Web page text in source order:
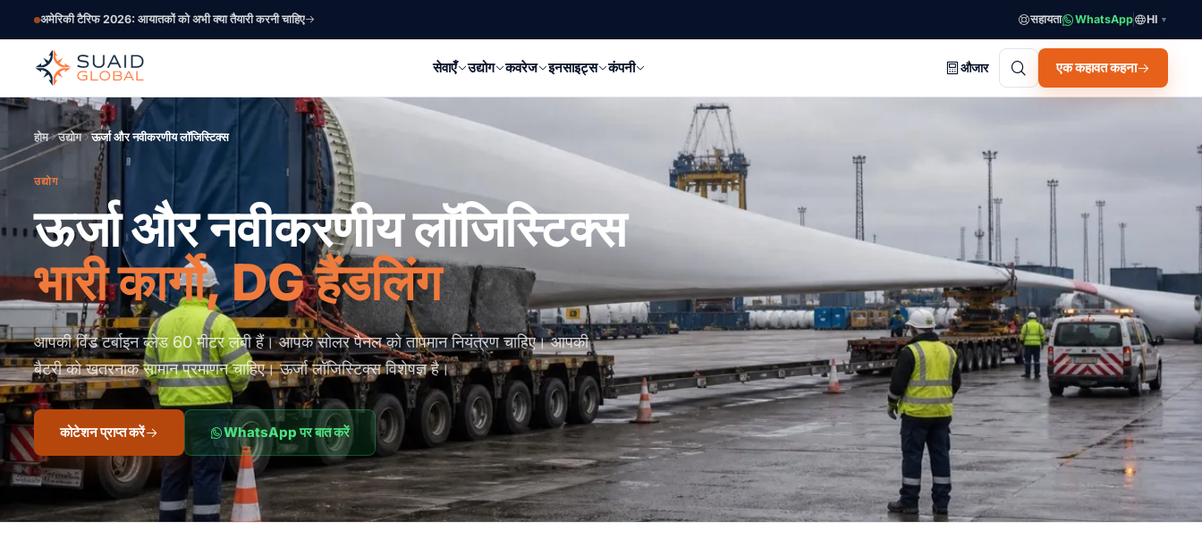
अमेरिकी टैरिफ 2026: आयातकों को अभी क्या तैयारी करनी चाहिए सहायता WhatsApp HI ▼
सेवाएँ उद्योग कवरेज इनसाइट्स कंपनी औजार एक कहावत कहना
होम उद्योग ऊर्जा और नवीकरणीय लॉजिस्टिक्स
उद्योग
ऊर्जा और नवीकरणीय लॉजिस्टिक्स
भारी कार्गो, DG हैंडलिंग
आपकी विंड टर्बाइन ब्लेड 60 मीटर लंबी हैं। आपके सोलर पैनल को तापमान नियंत्रण चाहिए। आपकी
बैटरी को खतरनाक सामान प्रमाणन चाहिए। ऊर्जा लॉजिस्टिक्स विशेषज्ञ है।
कोटेशन प्राप्त करें WhatsApp पर बात करें